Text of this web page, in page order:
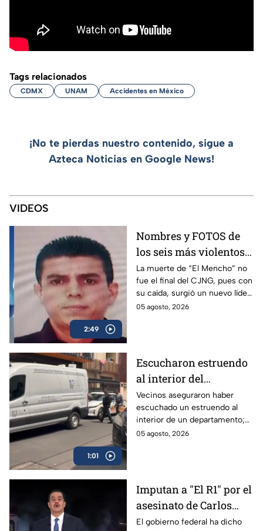
Tags relacionados
CDMX UNAM Accidentes en México
¡No te pierdas nuestro contenido, sigue a
Azteca Noticias en Google News!
VIDEOS
2:49
Nombres y FOTOS de
los seis más violentos
del CJNG tras muerte
de "El Mencho": ¿qué
hace cada uno?
La muerte de “El Mencho” no
fue el final del CJNG, pues con
su caída, surgió un nuevo líder
y junto con él, otros sujetos
05 agosto, 2026
1:01
Escucharon estruendo
al interior del
inmueble: Hallan
muerto a un hombre en
departamento de San
Simón, Benito Juárez
Vecinos aseguraron haber
escuchado un estruendo al
interior de un departamento;
así fue el hallazgo del cuerpo
05 agosto, 2026
Imputan a "El R1" por el
asesinato de Carlos
Manzo
El gobierno federal ha dicho